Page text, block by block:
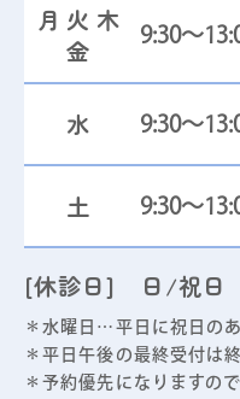
月火木
金
9:30～
水 9:30～
土 9:30～
[休診日] 日/祝日
＊水曜日…平日に祝日の
＊平日午後の最終受付は
＊予約優先になりますの